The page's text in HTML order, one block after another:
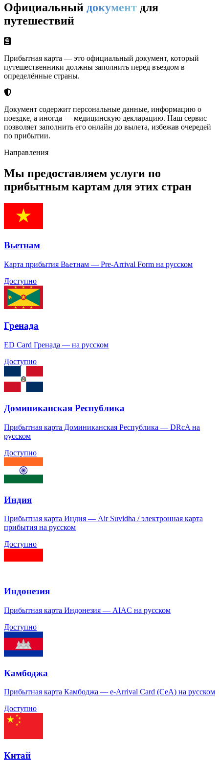
Официальный документ для
путешествий
Прибытная карта — это официальный документ, который
путешественники должны заполнить перед въездом в
определённые страны.
Документ содержит персональные данные, информацию о
поездке, а иногда — медицинскую декларацию. Наш сервис
позволяет заполнить его онлайн до вылета, избежав очередей
по прибытии.
Направления
Мы предоставляем услуги по
прибытным картам для этих стран
Вьетнам
Карта прибытия Вьетнам — Pre-Arrival Form на русском
Доступно
Гренада
ED Card Гренада — на русском
Доступно
Доминиканская Республика
Прибытная карта Доминиканская Республика — DRcA на
русском
Доступно
Индия
Прибытная карта Индия — Air Suvidha / электронная карта
прибытия на русском
Доступно
Индонезия
Прибытная карта Индонезия — AIAC на русском
Доступно
Камбоджа
Прибытная карта Камбоджа — e-Arrival Card (CeA) на русском
Доступно
Китай